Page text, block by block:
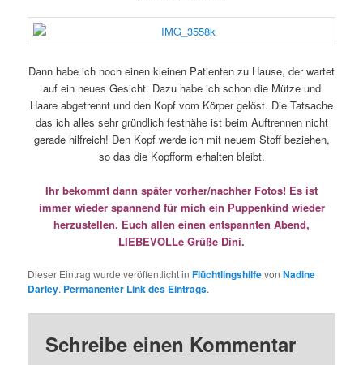
Dann habe ich noch einen kleinen Patienten zu Hause, der wartet
auf ein neues Gesicht. Dazu habe ich schon die Mütze und
Haare abgetrennt und den Kopf vom Körper gelöst. Die Tatsache
das ich alles sehr gründlich festnähe ist beim Auftrennen nicht
gerade hilfreich! Den Kopf werde ich mit neuem Stoff beziehen,
so das die Kopfform erhalten bleibt.
Ihr bekommt dann später vorher/nachher Fotos! Es ist
immer wieder spannend für mich ein Puppenkind wieder
herzustellen. Euch allen einen entspannten Abend,
LIEBEVOLLe Grüße Dini.
Dieser Eintrag wurde veröffentlicht inFlüchtlingshilfevonNadine
Darley. Permanenter Link des Eintrags.
Schreibe einen Kommentar